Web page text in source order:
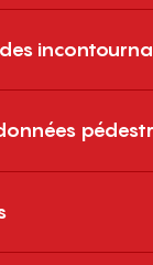
temps forts
de
près de
notre
de
les